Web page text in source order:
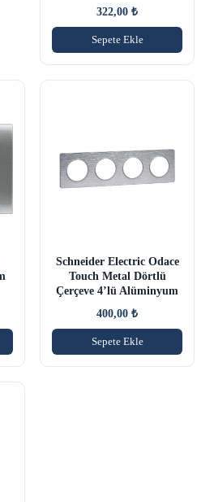
322,00 ₺
Sepete Ekle
Schneider Electric Odace
Touch Metal Dörtlü
Çerçeve 4’lü Alüminyum
400,00 ₺
Sepete Ekle